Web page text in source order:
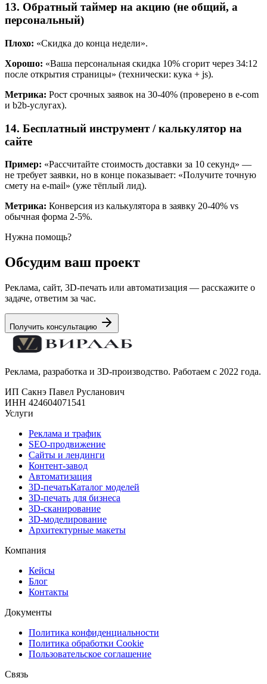
13. Обратный таймер на акцию (не общий, а
персональный)
Плохо: «Скидка до конца недели».
Хорошо: «Ваша персональная скидка 10% сгорит через 34:12
после открытия страницы» (технически: кука + js).
Метрика: Рост срочных заявок на 30-40% (проверено в e-com
и b2b-услугах).
14. Бесплатный инструмент / калькулятор на
сайте
Пример: «Рассчитайте стоимость доставки за 10 секунд» —
не требует заявки, но в конце показывает: «Получите точную
смету на e-mail» (уже тёплый лид).
Метрика: Конверсия из калькулятора в заявку 20-40% vs
обычная форма 2-5%.
Нужна помощь?
Обсудим ваш проект
Реклама, сайт, 3D-печать или автоматизация — расскажите о
задаче, ответим за час.
Получить консультацию
Реклама, разработка и 3D-производство. Работаем с 2022 года.
ИП Сакнэ Павел Русланович
ИНН 424604071541
Услуги
Реклама и трафик
SEO-продвижение
Сайты и лендинги
Контент-завод
Автоматизация
3D-печатьКаталог моделей
3D-печать для бизнеса
3D-сканирование
3D-моделирование
Архитектурные макеты
Компания
Кейсы
Блог
Контакты
Документы
Политика конфиденциальности
Политика обработки Cookie
Пользовательское соглашение
Связь